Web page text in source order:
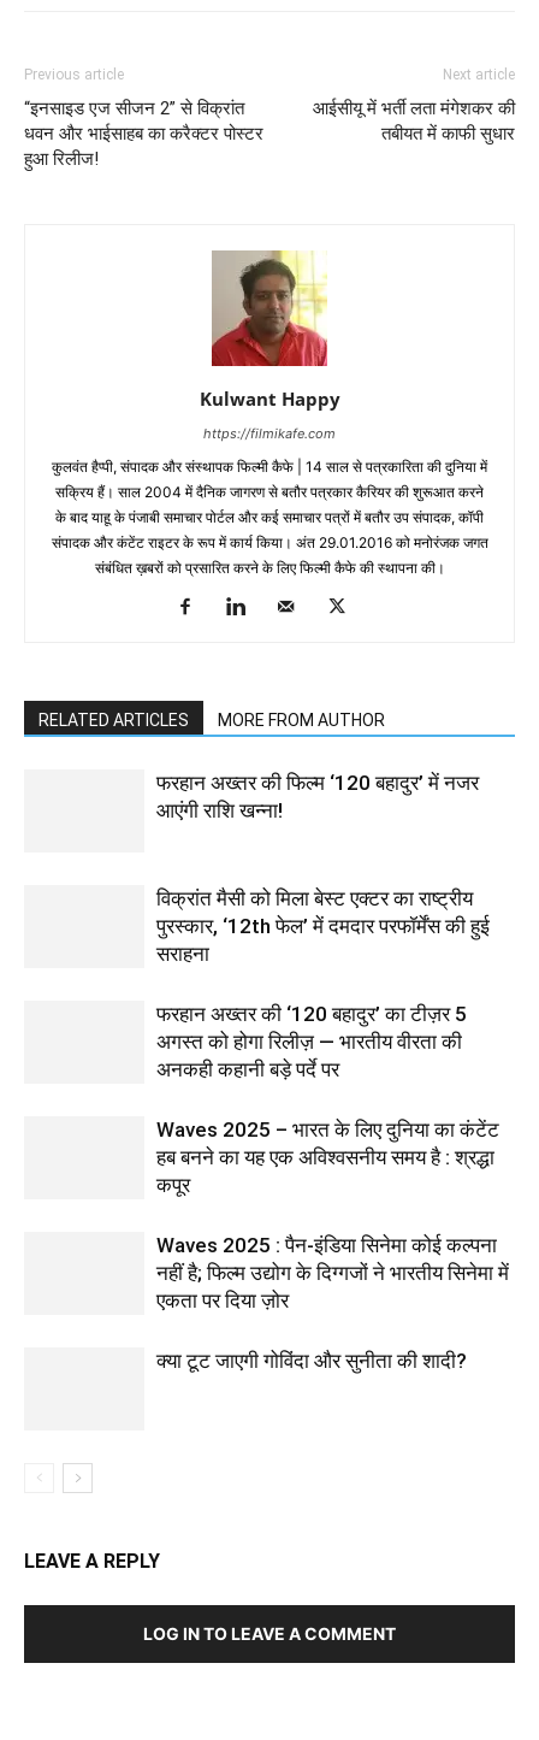
Previous article
“इनसाइड एज सीजन 2” से विक्रांत
धवन और भाईसाहब का करैक्टर पोस्टर
हुआ रिलीज!
Next article
आईसीयू में भर्ती लता मंगेशकर की
तबीयत में काफी सुधार
Kulwant Happy
https://filmikafe.com
कुलवंत हैप्‍पी, संपादक और संस्‍थापक फिल्‍मी कैफे | 14 साल से पत्रकारिता की दुनिया में
सक्रिय हैं। साल 2004 में दैनिक जागरण से बतौर पत्रकार कैरियर की शुरूआत करने
के बाद याहू के पंजाबी समाचार पोर्टल और कई समाचार पत्रों में बतौर उप संपादक, कॉपी
संपादक और कंटेंट राइटर के रूप में कार्य किया। अंत 29.01.2016 को मनोरंजक जगत
संबंधित ख़बरों को प्रसारित करने के लिए फिल्‍मी कैफे की स्‍थापना की।
RELATED ARTICLES MORE FROM AUTHOR
फरहान अख्तर की फिल्म ‘120 बहादुर’ में नजर
आएंगी राशि खन्ना!
विक्रांत मैसी को मिला बेस्ट एक्टर का राष्ट्रीय
पुरस्कार, ‘12th फेल’ में दमदार परफॉर्मेंस की हुई
सराहना
फरहान अख्तर की ‘120 बहादुर’ का टीज़र 5
अगस्त को होगा रिलीज़ — भारतीय वीरता की
अनकही कहानी बड़े पर्दे पर
Waves 2025 – भारत के लिए दुनिया का कंटेंट
हब बनने का यह एक अविश्वसनीय समय है : श्रद्धा
कपूर
Waves 2025 : पैन-इंडिया सिनेमा कोई कल्पना
नहीं है; फिल्म उद्योग के दिग्गजों ने भारतीय सिनेमा में
एकता पर दिया ज़ोर
क्या टूट जाएगी गोविंदा और सुनीता की शादी?
LEAVE A REPLY
LOG IN TO LEAVE A COMMENT